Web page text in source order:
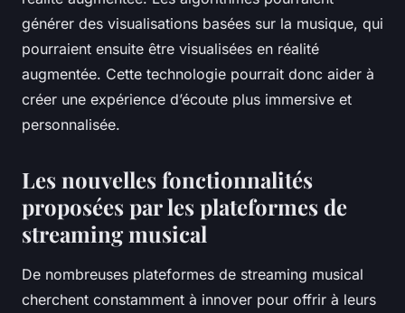
générer des visualisations basées sur la musique, qui
pourraient ensuite être visualisées en réalité
augmentée. Cette technologie pourrait donc aider à
créer une expérience d’écoute plus immersive et
personnalisée.
Les nouvelles fonctionnalités
proposées par les plateformes de
streaming musical
De nombreuses plateformes de streaming musical
cherchent constamment à innover pour offrir à leurs